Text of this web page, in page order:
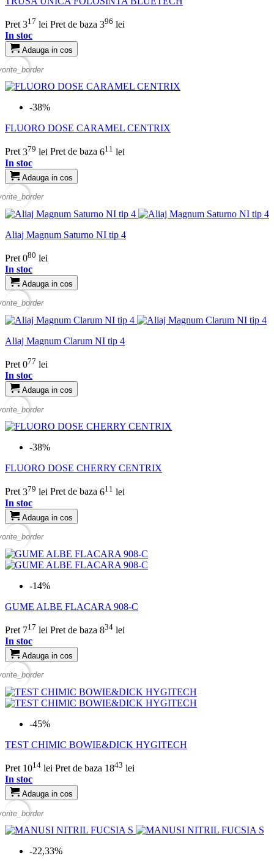
Pret 317 lei Pret de baza 396 lei
In stoc
Adauga in cos
-38%
FLUORO DOSE CARAMEL CENTRIX
Pret 379 lei Pret de baza 611 lei
In stoc
Adauga in cos
Aliaj Magnum Saturno NI tip 4
Pret 080 lei
In stoc
Adauga in cos
Aliaj Magnum Clarum NI tip 4
Pret 077 lei
In stoc
Adauga in cos
-38%
FLUORO DOSE CHERRY CENTRIX
Pret 379 lei Pret de baza 611 lei
In stoc
Adauga in cos
-14%
GUME ALBE FLACARA 908-C
Pret 717 lei Pret de baza 834 lei
In stoc
Adauga in cos
-45%
TEST CHIMIC BOWIE&DICK HYGITECH
Pret 1014 lei Pret de baza 1843 lei
In stoc
Adauga in cos
-22,33%